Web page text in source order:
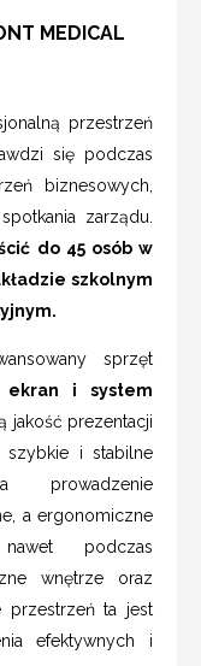
MEDICAL
przestrzeń
się podczas
biznesowych,
zarządu.
do 45 osób w
szkolnym
sprzęt
ekran i system
jakość prezentacji
szybkie i stabilne
prowadzenie
a ergonomiczne
podczas
wnętrze oraz
przestrzeń ta jest
efektywnych i